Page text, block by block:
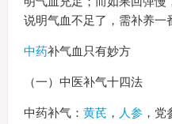
说明气血不足了，需补养一
中药补气血只有妙方
（一）中医补气十四法
中药补气： 黄芪， 人参 ，党